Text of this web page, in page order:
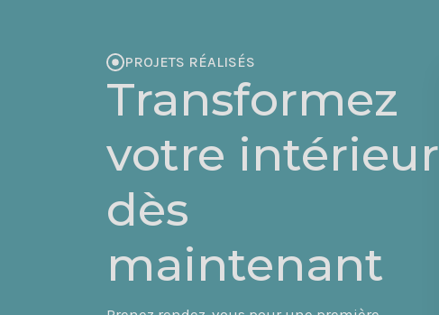
PROJETS RÉALISÉS
Transformez
votre intérieur
dès
maintenant